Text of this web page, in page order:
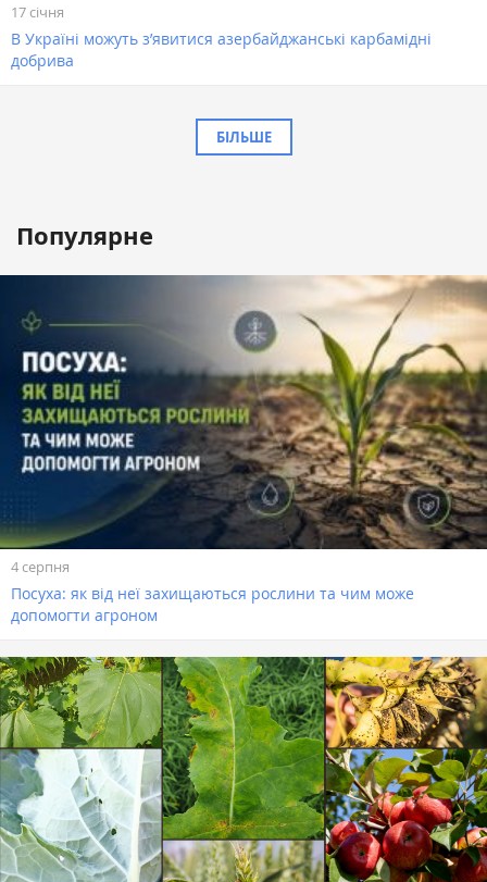
17 січня
В Україні можуть з’явитися азербайджанські карбамідні
добрива
БІЛЬШЕ
Популярне
4 серпня
Посуха: як від неї захищаються рослини та чим може
допомогти агроном